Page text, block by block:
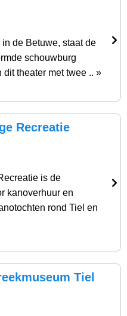
in de Betuwe, staat de
schouwburg
dit theater met twee .. »
Recreatie
is de
kanoverhuur en
rond Tiel en
Tiel